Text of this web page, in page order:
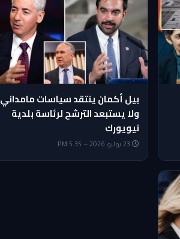
بيل أكمان ينتقد سياسات مامداني
ولا يستبعد الترشح لرئاسة بلدية
نيويورك